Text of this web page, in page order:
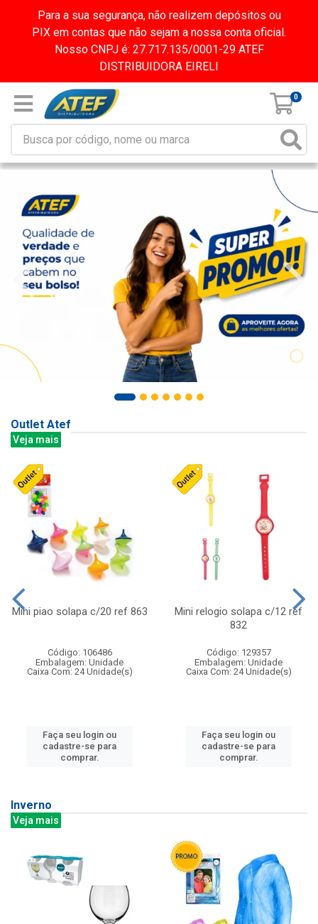
Para a sua segurança, não realizem depósitos ou
PIX em contas que não sejam a nossa conta oficial.
Nosso CNPJ é: 27.717.135/0001-29 ATEF
DISTRIBUIDORA EIRELI
0
Outlet Atef
Veja mais
Mini piao solapa c/20 ref 863
Código: 106486
Embalagem: Unidade
Caixa Com: 24 Unidade(s)
Faça seu login ou
cadastre-se para
comprar.
Mini relogio solapa c/12 ref
832
Código: 129357
Embalagem: Unidade
Caixa Com: 24 Unidade(s)
Faça seu login ou
cadastre-se para
comprar.
Inverno
Veja mais